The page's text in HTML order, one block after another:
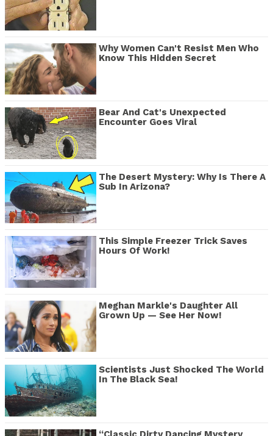
Why Women Can't Resist Men Who
Know This Hidden Secret
Bear And Cat's Unexpected
Encounter Goes Viral
The Desert Mystery: Why Is There A
Sub In Arizona?
This Simple Freezer Trick Saves
Hours Of Work!
Meghan Markle's Daughter All
Grown Up — See Her Now!
Scientists Just Shocked The World
In The Black Sea!